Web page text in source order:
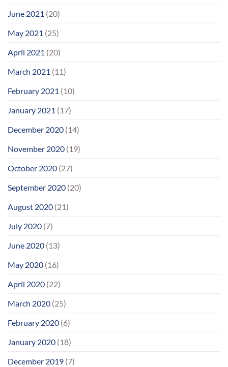
June 2021 (20)
May 2021 (25)
April 2021 (20)
March 2021 (11)
February 2021 (10)
January 2021 (17)
December 2020 (14)
November 2020 (19)
October 2020 (27)
September 2020 (20)
August 2020 (21)
July 2020 (7)
June 2020 (13)
May 2020 (16)
April 2020 (22)
March 2020 (25)
February 2020 (6)
January 2020 (18)
December 2019 (7)